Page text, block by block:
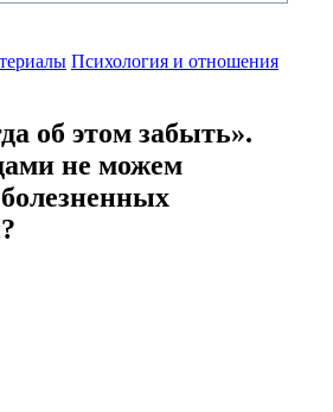
Психология и отношения
об этом забыть».
не можем